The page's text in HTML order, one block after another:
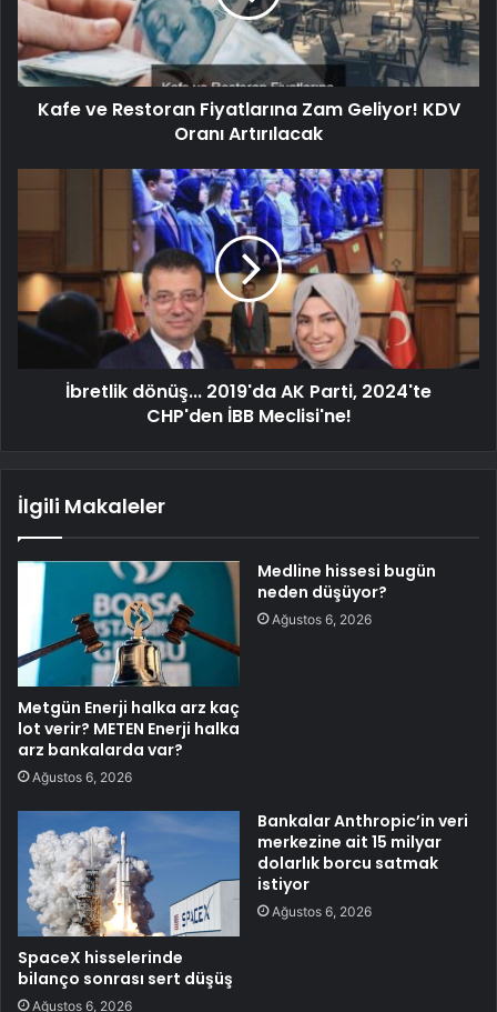
Kafe ve Restoran Fiyatlarına Zam Geliyor! KDV
Oranı Artırılacak
İbretlik dönüş... 2019'da AK Parti, 2024'te
CHP'den İBB Meclisi'ne!
İlgili Makaleler
Metgün Enerji halka arz kaç
lot verir? METEN Enerji halka
arz bankalarda var?
Ağustos 6, 2026
Medline hissesi bugün
neden düşüyor?
Ağustos 6, 2026
SpaceX hisselerinde
bilanço sonrası sert düşüş
Ağustos 6, 2026
Bankalar Anthropic’in veri
merkezine ait 15 milyar
dolarlık borcu satmak
istiyor
Ağustos 6, 2026